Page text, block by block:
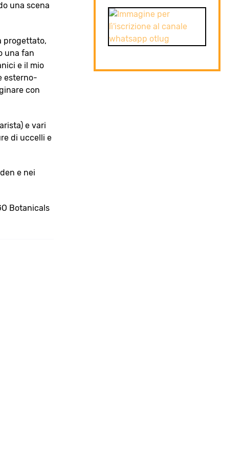
una scena
progettato,
una fan
e il mio
esterno-
con
e vari
di uccelli e
e nei
Botanicals